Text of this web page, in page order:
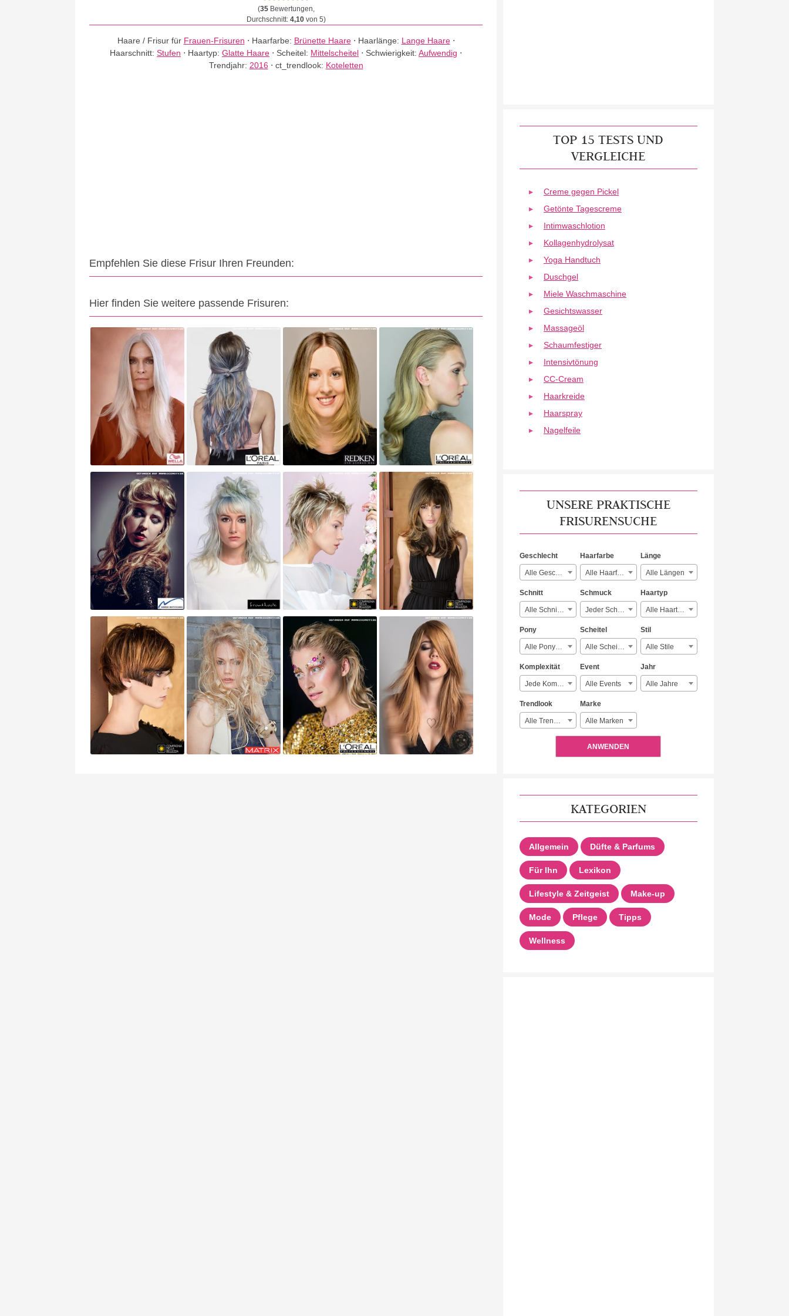
(35Bewertungen,
Durchschnitt: 4,10von 5)
Haare / Frisur für Frauen-Frisuren ⋅ Haarfarbe: Brünette Haare⋅ Haarlänge: Lange Haare⋅
Haarschnitt:Stufen ⋅ Haartyp:Glatte Haare ⋅ Scheitel: Mittelscheitel ⋅ Schwierigkeit:Aufwendig ⋅
Trendjahr: 2016 ⋅ ct_trendlook: Koteletten
Empfehlen Sie diese Frisur Ihren Freunden:
Hier finden Sie weitere passende Frisuren:
TOP 15 TESTS UND
VERGLEICHE
Creme gegen Pickel
Getönte Tagescreme
Intimwaschlotion
Kollagenhydrolysat
Yoga Handtuch
Duschgel
Miele Waschmaschine
Gesichtswasser
Massageöl
Schaumfestiger
Intensivtönung
CC-Cream
Haarkreide
Haarspray
Nagelfeile
UNSERE PRAKTISCHE
FRISURENSUCHE
Geschlecht
Alle Geschlechter
Haarfarbe
Alle Haarfarben
Länge
Alle Längen
Schnitt
Alle Schnitte
Schmuck
Jeder Schmuck
Haartyp
Alle Haartypen
Pony
Alle Ponyarten
Scheitel
Alle Scheitelarten
Stil
Alle Stile
Komplexität
Jede Komplexität
Event
Alle Events
Jahr
Alle Jahre
Trendlook
Alle Trendlooks
Marke
Alle Marken
ANWENDEN
KATEGORIEN
Allgemein Düfte & Parfums
Für Ihn Lexikon
Lifestyle & Zeitgeist Make-up
Mode Pflege Tipps
Wellness